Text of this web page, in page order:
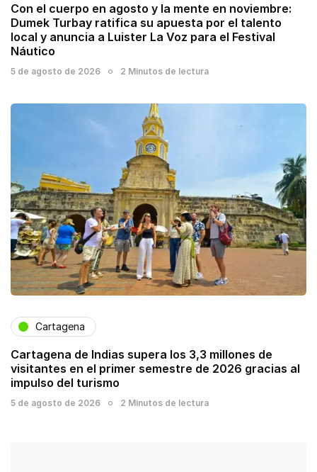
Con el cuerpo en agosto y la mente en noviembre:
Dumek Turbay ratifica su apuesta por el talento
local y anuncia a Luister La Voz para el Festival
Náutico
5 de agosto de 2026 2 Minutos de lectura
Cartagena
Cartagena de Indias supera los 3,3 millones de
visitantes en el primer semestre de 2026 gracias al
impulso del turismo
5 de agosto de 2026 2 Minutos de lectura